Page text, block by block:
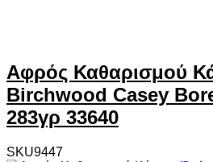
Αφρός Καθαρισμού
Birchwood Casey
283γρ 33640
SKU9447